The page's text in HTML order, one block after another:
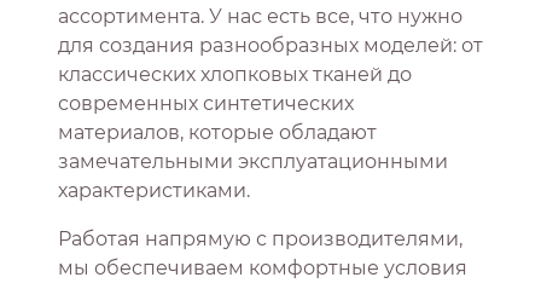
ассортимента. У нас есть все, что нужно
для создания разнообразных моделей: от
классических хлопковых тканей до
современных синтетических
материалов, которые обладают
замечательными эксплуатационными
характеристиками.
Работая напрямую с производителями,
мы обеспечиваем комфортные условия